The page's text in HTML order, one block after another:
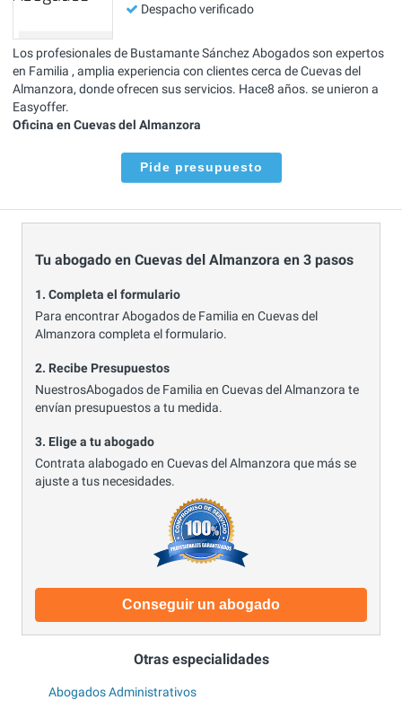
Despacho verificado
Los profesionales de Bustamante Sánchez Abogados son expertos
en Familia , amplia experiencia con clientes cerca de Cuevas del
Almanzora, donde ofrecen sus servicios. Hace8 años. se unieron a
Easyoffer.
Oficina en Cuevas del Almanzora
Pide presupuesto
Tu abogado en Cuevas del Almanzora en 3 pasos
1. Completa el formulario
Para encontrar Abogados de Familia en Cuevas del
Almanzora completa el formulario.
2. Recibe Presupuestos
NuestrosAbogados de Familia en Cuevas del Almanzora te
envían presupuestos a tu medida.
3. Elige a tu abogado
Contrata alabogado en Cuevas del Almanzora que más se
ajuste a tus necesidades.
Conseguir un abogado
Otras especialidades
Abogados Administrativos